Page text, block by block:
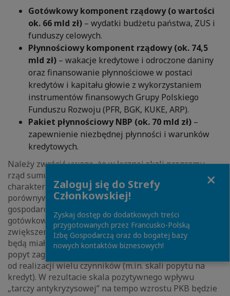
Gotówkowy komponent rządowy (o wartości
ok. 66 mld zł) – wydatki budżetu państwa, ZUS i
funduszy celowych.
Płynnościowy komponent rządowy (ok. 74,5
mld zł) – wakacje kredytowe i odroczone daniny
oraz finansowanie płynnościowe w postaci
kredytów i kapitału głowie z wykorzystaniem
instrumentów finansowych Grupy Polskiego
Funduszu Rozwoju (PFR, BGK, KUKE, ARP).
Pakiet płynnościowy NBP (ok. 70 mld zł) –
zapewnienie niezbędnej płynności i warunków
kredytowych.
Należy zwrócić uwagę, że w łącznej skali programu
rząd sumuje składniki, o odmiennej od siebie
charakterystyce, których wartości nie można ze sobą
porównywać. Kluczowy wpływ na pobudzenie wzrostu
gospodarczego będzie miał rządowy komponent
gotówkowy – przyczynia się on bezpośrednio do
zwiększenia popytu krajowego. Pozostałe elementy nie
będą miały bezpośredniego wpływu na
popyt zagregowany, a ich ostateczne efekty są zależne
od realizacji wielu czynników (m.in. skali popytu na
kredyt). W rezultacie skala pozytywnego wpływu
„tarczy antykryzysowej” na tempo wzrostu PKB będzie
Zaloguj się do Strefy
Członkowskiej!
Zyskaj dostęp do dodatkowych treści
przygotowanych przez Francusko-Polską
Izbę Gospodarczą oraz do bogatej bazy
nowych kontaktów biznesowych!